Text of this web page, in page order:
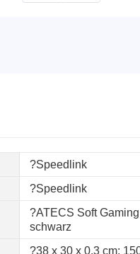
?Speedlink
?Speedlink
?ATECS Soft
schwarz
?38 x 30 x 0.3 cm;